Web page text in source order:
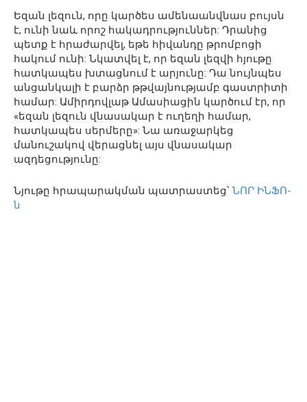
Եզան լեզուն, որը կարծես ամենաանվնաս բույսն
է, ունի նաև որոշ հակադրություններ: Դրանից
պետք է հրաժարվել, եթե հիվանդը թրոմբոցի
հակում ունի: Նկատվել է, որ եզան լեզվի հյութը
հատկապես խտացնում է արյունը: Դա նույնպես
անցանկալի է բարձր թթվայնությամբ գաստրիտի
համար: Ամիրդովլաթ Ամասիացին կարծում էր, որ
«եզան լեզուն վնասակար է ուղեղի համար,
հատկապես սերմերը»: Նա առաջարկեց
մանուշակով վերացնել այս վնասակար
ազդեցությունը:
Նյութը հրապարակման պատրաստեց՝ ՆՈՐ ԻՆՖՈ-
ն